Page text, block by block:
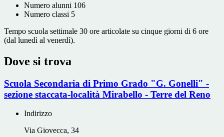
Numero alunni 106
Numero classi 5
Tempo scuola settimale 30 ore articolate su cinque giorni di 6 ore
(dal lunedì al venerdì).
Dove si trova
Scuola Secondaria di Primo Grado "G. Gonelli" -
sezione staccata-località Mirabello - Terre del Reno
Indirizzo
Via Giovecca, 34